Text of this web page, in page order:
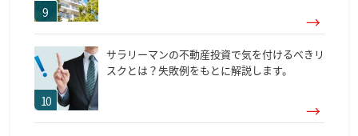
サラリーマンの不動産投資で気を付けるべきリ
スクとは？失敗例をもとに解説します。